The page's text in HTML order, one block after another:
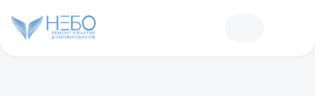
РЕМОНТ КВАРТИР
ДОМОВИОФИСОВ